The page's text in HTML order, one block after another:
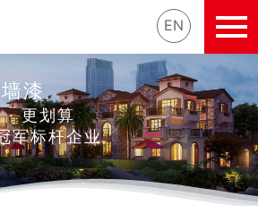
EN
漆
· 更划算
军标杆企业